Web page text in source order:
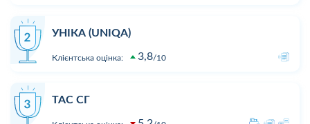
УНІКА (UNIQA)
Клієнтська оцінка: 3,8 10
ТАС СГ